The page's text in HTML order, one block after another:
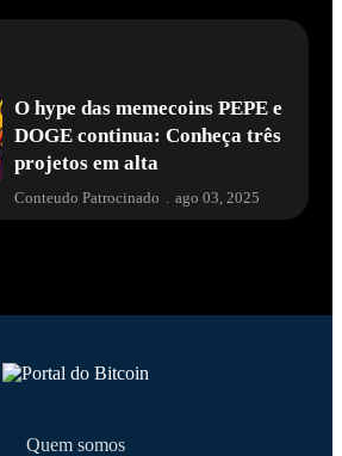
O hype das memecoins PEPE e
DOGE continua: Conheça três
projetos em alta
Conteudo Patrocinado ago 03, 2025
Quem somos